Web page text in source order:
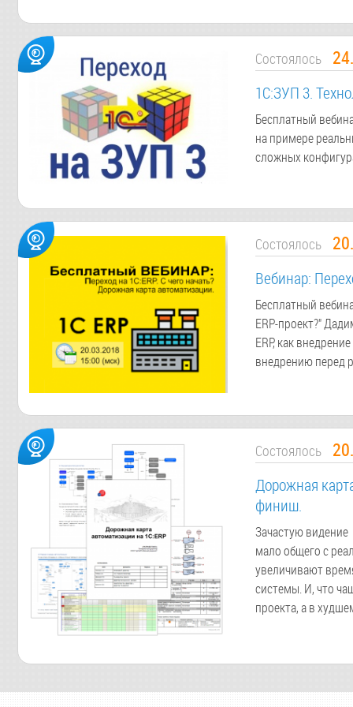
Состоялось
1С:ЗУП 3.
Бесплатный
на примере
сложных
Состоялось
Вебинар:
Бесплатный
ERP-проект?"
ERP, как
внедрению перед
Состоялось
Дорожная
финиш.
Зачастую видение
мало общего с
увеличивают
системы. И, что
проекта, а в